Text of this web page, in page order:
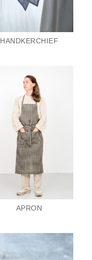
HANDKERCHIEF
APRON